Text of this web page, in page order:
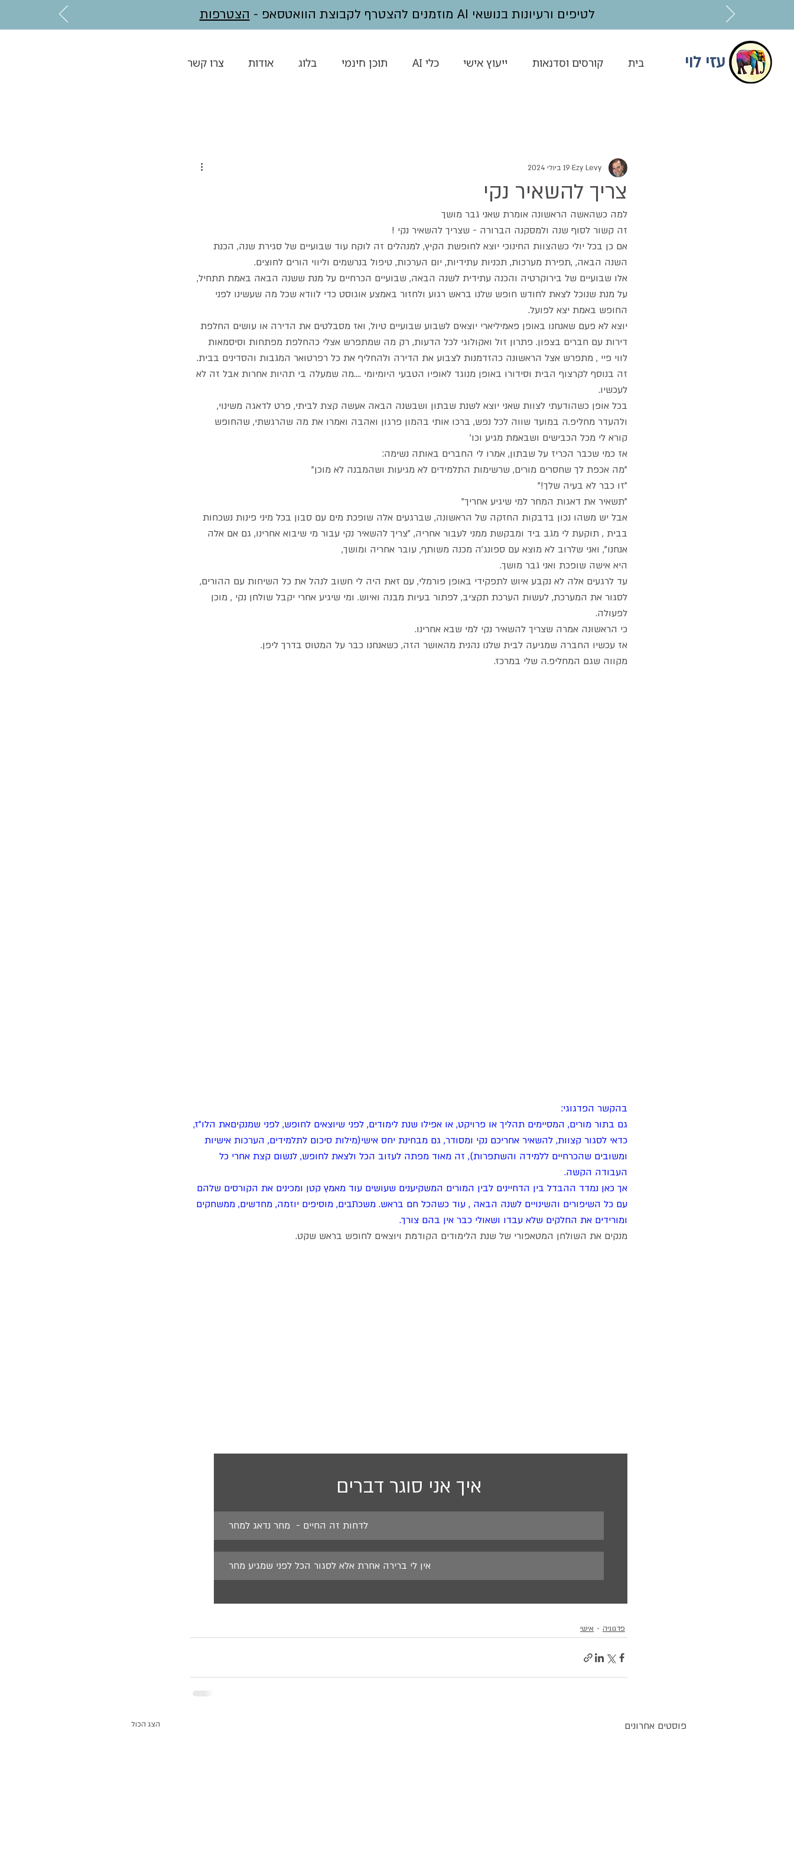
לטיפים ורעיונות בנושאי AI מוזמנים להצטרף לקבוצת הוואטסאפ - הצטרפות
בית קורסים וסדנאות ייעוץ אישי כלי AI תוכן חינמי בלוג אודות צרו קשר עזי לוי
צריך להשאיר נקי
Ezy Levy 19 ביולי 2024
למה כשהאשה הראשונה אומרת שאני גבר מושך
זה קשור לסוף שנה ולמסקנה הברורה - שצריך להשאיר נקי !
אם כן בכל יולי כשהצוות החינוכי יוצא לחופשת הקיץ, למנהלים זה לוקח עוד שבועיים של סגירת שנה, הכנת
השנה הבאה, ,תפירת מערכות, תכניות עתידיות, יום הערכות, טיפול בנרשמים וליווי הורים לחוצים.
אלו שבועיים של בירוקרטיה והכנה עתידית לשנה הבאה, שבועיים הכרחיים על מנת ששנה הבאה באמת תתחיל,
על מנת שנוכל לצאת לחודש חופש שלנו בראש רגוע ולחזור באמצע אוגוסט כדי לוודא שכל מה שעשינו לפני
החופש באמת יצא לפועל.
יוצא לא פעם שאנחנו באופן פאמיליארי יוצאים לשבוע שבועיים טיול, ואז מסבלטים את הדירה או עושים החלפת
דירות עם חברים בצפון. פתרון זול ואקולוגי לכל הדעות, רק מה שמתפרש אצלי כהחלפת מפתחות וסיסמאות
לווי פיי , מתפרש אצל הראשונה כהזדמנות לצבוע את הדירה ולהחליף את כל רפרטואר המגבות והסדינים בבית.
זה בנוסף לקרצוף הבית וסידורו באופן מנוגד לאופיו הטבעי היומיומי ....מה שמעלה בי תהיות אחרות אבל זה לא
לעכשיו.
בכל אופן כשהודעתי לצוות שאני יוצא לשנת שבתון ושבשנה הבאה אעשה קצת לביתי, פרט לדאגה משינוי,
ולהעדר מחליפ.ה במועד שווה לכל נפש, ברכו אותי בהמון פרגון ואהבה ואמרו את מה שהרגשתי, שהחופש
קורא לי מכל הכבישים ושבאמת מגיע וכו'
אז כמי שכבר הכריז על שבתון, אמרו לי החברים באותה נשימה:
"מה אכפת לך שחסרים מורים, שרשימות התלמידים לא מגיעות ושהמבנה לא מוכן"
"זו כבר לא בעיה שלך!"
"תשאיר את דאגות המחר למי שיגיע אחריך"
אבל יש משהו נכון בדבקות החזקה של הראשונה, שברגעים אלה שופכת מים עם סבון בכל מיני פינות נשכחות
בבית , תוקעת לי מגב ביד ומבקשת ממני לעבור אחריה, "צריך להשאיר נקי עבור מי שיבוא אחרינו, גם אם אלה
אנחנו", ואני שלרוב לא מוצא עם ספונג'ה מכנה משותף, עובר אחריה ומושך,
היא אישה שופכת ואני גבר מושך.
עד לרגעים אלה לא נקבע איוש לתפקידי באופן פורמלי, עם זאת היה לי חשוב לנהל את כל השיחות עם ההורים,
לסגור את המערכת, לעשות הערכת תקציב, לפתור בעיות מבנה ואיוש. ומי שיגיע אחרי יקבל שולחן נקי , מוכן
לפעולה.
כי הראשונה אמרה שצריך להשאיר נקי למי שבא אחרינו.
אז עכשיו החברה שמגיעה לבית שלנו נהנית מהאושר הזה, כשאנחנו כבר על המטוס בדרך ליפן.
מקווה שגם המחליפ.ה שלי במרכז.
בהקשר הפדגוגי:
גם בתור מורים, המסיימים תהליך או פרויקט, או אפילו שנת לימודים, לפני שיוצאים לחופש, לפני שמנקיםאת הלו"ז,
כדאי לסגור קצוות, להשאיר אחריכם נקי ומסודר, גם מבחינת יחס אישי(מילות סיכום לתלמידים, הערכות אישיות
ומשובים שהכרחיים ללמידה והשתפרות), זה מאוד מפתה לעזוב הכל ולצאת לחופש, לנשום קצת אחרי כל
העבודה הקשה.
אך כאן נמדד ההבדל בין הדחיינים לבין המורים המשקיענים שעושים עוד מאמץ קטן ומכינים את הקורסים שלהם
עם כל השיפורים והשינויים לשנה הבאה , עוד כשהכל חם בראש. משכתבים, מוסיפים יוזמה, מחדשים, ממשחקים
ומורידים את החלקים שלא עבדו ושאולי כבר אין בהם צורך.
מנקים את השולחן המטאפורי של שנת הלימודים הקודמת ויוצאים לחופש בראש שקט.
איך אני סוגר דברים
לדחות זה החיים -  מחר נדאג למחר
אין לי ברירה אחרת אלא לסגור הכל לפני שמגיע מחר
פדגוגיה אישי
פוסטים אחרונים הצג הכול